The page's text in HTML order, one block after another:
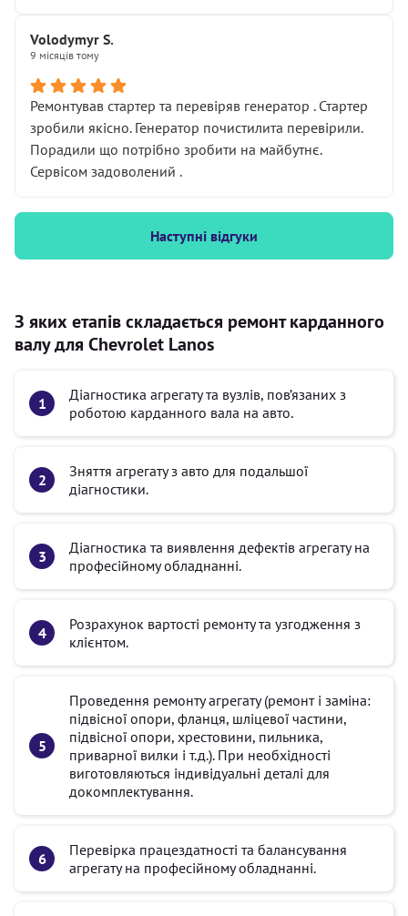
Volodymyr S.
9 місяців тому
Ремонтував стартер та перевіряв генератор . Стартер
зробили якісно. Генератор почистилита перевірили.
Порадили що потрібно зробити на майбутнє.
Сервісом задоволений .
Наступні відгуки
З яких етапів складається ремонт карданного
валу для Chevrolet Lanos
Діагностика агрегату та вузлів, пов’язаних з
роботою карданного вала на авто.
Зняття агрегату з авто для подальшої
діагностики.
Діагностика та виявлення дефектів агрегату на
професійному обладнанні.
Розрахунок вартості ремонту та узгодження з
клієнтом.
Проведення ремонту агрегату (ремонт і заміна:
підвісної опори, фланця, шліцевої частини,
підвісної опори, хрестовини, пильника,
приварної вилки і т.д.). При необхідності
виготовляються індивідуальні деталі для
докомплектування.
Перевірка працездатності та балансування
агрегату на професійному обладнанні.